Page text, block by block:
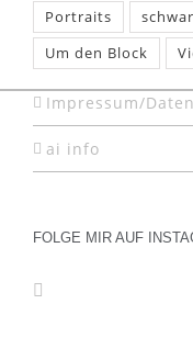
Portraits
Um den Block
Impressum/
ai info
FOLGE MIR AUF